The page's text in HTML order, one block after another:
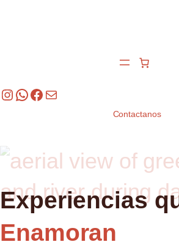
Instagram WhatsApp Facebook Mail
Contactanos
Experiencias
Enamoran